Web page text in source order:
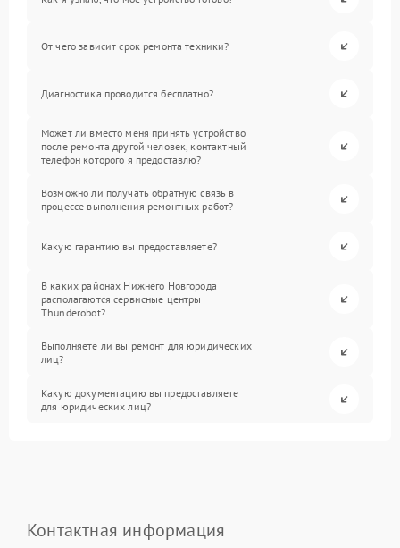
От чего зависит срок ремонта техники?
Диагностика проводится бесплатно?
Может ли вместо меня принять устройство
после ремонта другой человек, контактный
телефон которого я предоставлю?
Возможно ли получать обратную связь в
процессе выполнения ремонтных работ?
Какую гарантию вы предоставляете?
В каких районах Нижнего Новгорода
располагаются сервисные центры
Thunderobot?
Выполняете ли вы ремонт для юридических
лиц?
Какую документацию вы предоставляете
для юридических лиц?
Контактная информация